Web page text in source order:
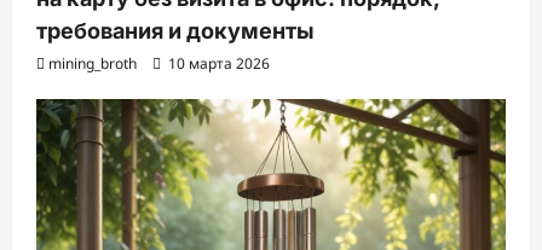
требования и документы
mining_broth 10 марта 2026